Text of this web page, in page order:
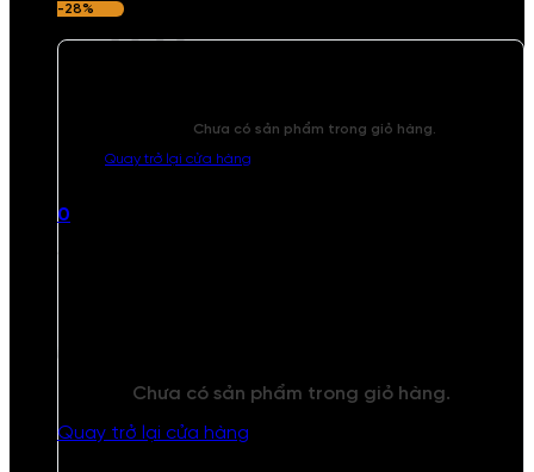
Chưa có sản phẩm trong giỏ hàng.
Quay trở lại cửa hàng
0
Giỏ hàng
Chưa có sản phẩm trong giỏ hàng.
Quay trở lại cửa hàng
-28%